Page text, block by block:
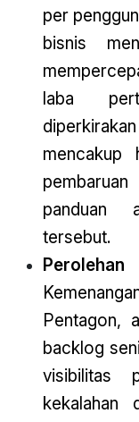
per
bisnis
laba
mencakup
panduan
tersebut.
Pentagon,
backlog
visibilitas
kekalahan